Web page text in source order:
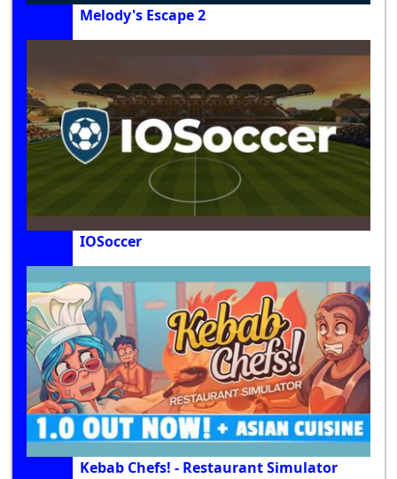
Melody's Escape 2
IOSoccer
Kebab Chefs! - Restaurant Simulator